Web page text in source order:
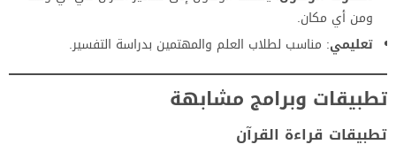
ومن أي مكان.
تعليمي: مناسب لطلاب العلم والمهتمين بدراسة التفسير.
تطبيقات وبرامج مشابهة
تطبيقات قراءة القرآن